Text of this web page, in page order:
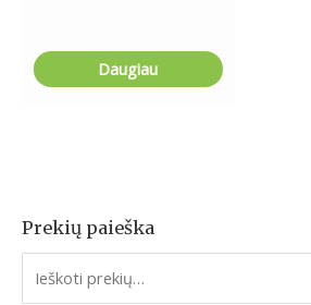
Prekių paieška
I
e
Daugiau